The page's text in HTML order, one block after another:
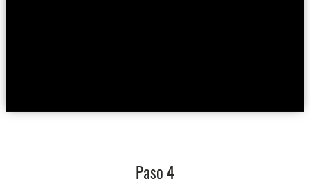
Paso 4